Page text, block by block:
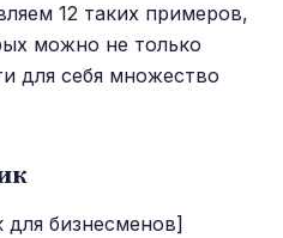
12 таких примеров,
можно не только
для себя множество
бизнесменов]